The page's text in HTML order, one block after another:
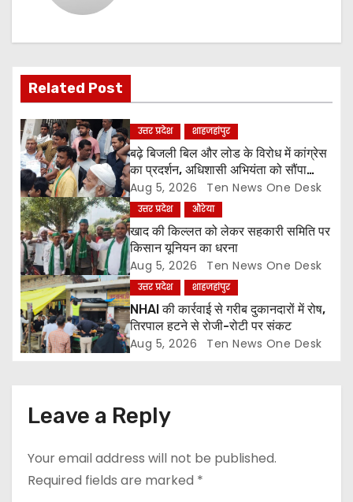
v
i
g
a
t
i
o
n
Related Post
उत्तर प्रदेश शाहजहांपुर
बढ़े बिजली बिल और लोड के विरोध में कांग्रेस
का प्रदर्शन, अधिशासी अभियंता को सौंपा
ज्ञापन
Aug 5, 2026 Ten News One Desk
उत्तर प्रदेश औरेया
खाद की किल्लत को लेकर सहकारी समिति पर
किसान यूनियन का धरना
Aug 5, 2026 Ten News One Desk
उत्तर प्रदेश शाहजहांपुर
NHAI की कार्रवाई से गरीब दुकानदारों में रोष,
तिरपाल हटने से रोजी-रोटी पर संकट
Aug 5, 2026 Ten News One Desk
Leave a Reply
Your email address will not be published.
Required fields are marked *